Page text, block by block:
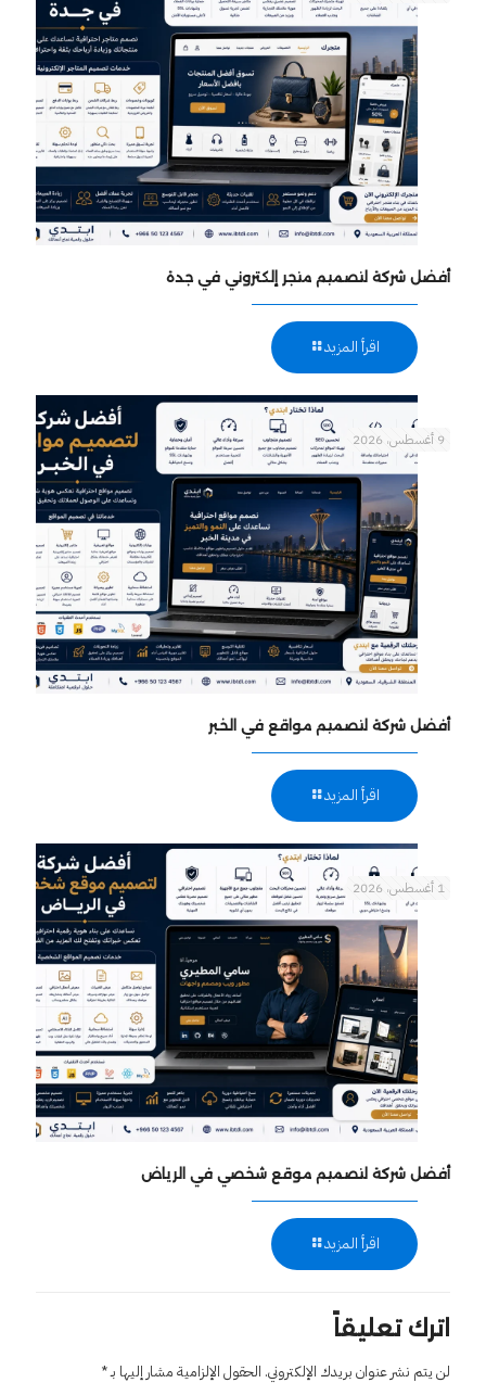
أفضل شركة لتصميم متجر إلكتروني في جدة
اقرأ المزيد
9 أغسطس، 2026
أفضل شركة لتصميم مواقع في الخبر
اقرأ المزيد
1 أغسطس، 2026
أفضل شركة لتصميم موقع شخصي في الرياض
اقرأ المزيد
اترك تعليقاً
لن يتم نشر عنوان بريدك الإلكتروني. الحقول الإلزامية مشار إليها بـ*